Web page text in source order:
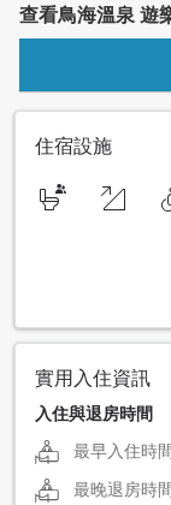
查看鳥海溫泉 遊
住宿設施
實用入住資訊
入住與退房時間
最早入住時
最晚退房時